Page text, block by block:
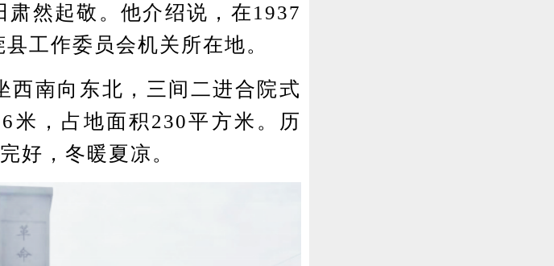
然起敬。他介绍说，在1937
工作委员会机关所在地。
南向东北，三间二进合院式
米，占地面积230平方米。历
好，冬暖夏凉。